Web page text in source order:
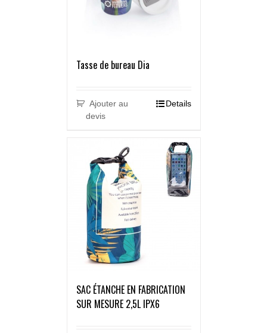
Tasse de bureau Dia
Ajouter au
devis
Details
SAC ÉTANCHE EN FABRICATION
SUR MESURE 2,5L IPX6